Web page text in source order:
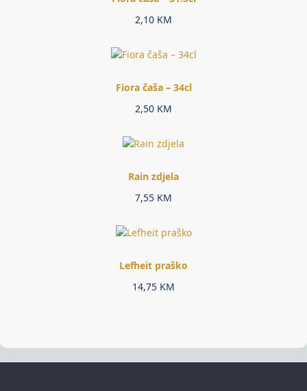
2,10 KM
Fiora čaša – 34cl
2,50 KM
Rain zdjela
7,55 KM
Lefheit praško
14,75 KM